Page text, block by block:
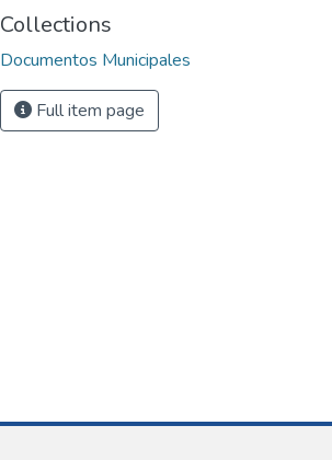
Collections
Documentos Municipales
Full item page